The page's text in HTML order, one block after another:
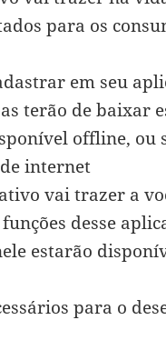
para os
em seu
terão de baixar
offline, ou
internet
vai trazer a
desse
estarão
para o